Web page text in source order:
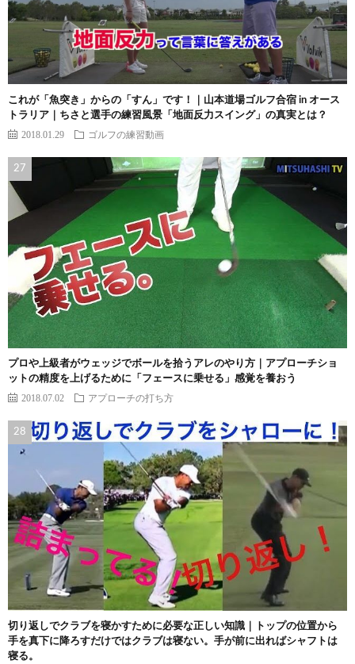
これが「魚突き」からの「すん」です！｜山本道場ゴルフ合宿 in オース
トラリア｜ちさと選手の練習風景「地面反力スイング」の真実とは？
2018.01.29 ゴルフの練習動画
プロや上級者がウェッジでボールを拾うアレのやり方｜アプローチショ
ットの精度を上げるために「フェースに乗せる」感覚を養おう
2018.07.02 アプローチの打ち方
切り返しでクラブを寝かすために必要な正しい知識｜トップの位置から
手を真下に降ろすだけではクラブは寝ない。手が前に出ればシャフトは
寝る。